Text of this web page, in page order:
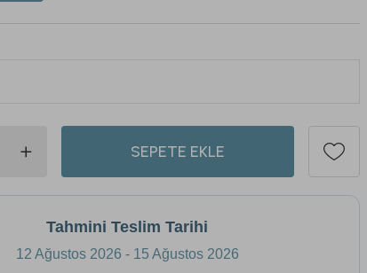
SEPETE EKLE
Tahmini Teslim Tarihi
12 Ağustos 2026 - 15 Ağustos 2026